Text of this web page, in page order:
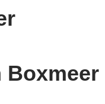
Boxmeer